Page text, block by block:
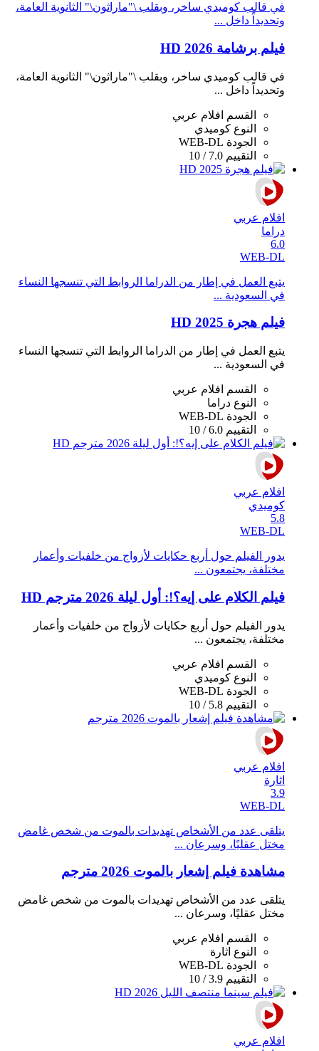
في قالب كوميدي ساخر، وبقلب \"ماراثون\" الثانوية العامة،
وتحديداً داخل ...
فيلم برشامة 2026 HD
في قالب كوميدي ساخر، وبقلب \"ماراثون\" الثانوية العامة،
وتحديداً داخل ...
القسم
افلام عربي
النوع كوميدي
الجودة WEB-DL
التقييم 7.0 / 10
افلام عربي
دراما
6.0
WEB-DL
يتبع العمل في إطار من الدراما الروابط التي تنسجها النساء
في السعودية ...
فيلم هجرة 2025 HD
يتبع العمل في إطار من الدراما الروابط التي تنسجها النساء
في السعودية ...
القسم
افلام عربي
النوع دراما
الجودة WEB-DL
التقييم 6.0 / 10
افلام عربي
كوميدي
5.8
WEB-DL
يدور الفيلم حول أربع حكايات لأزواج من خلفيات وأعمار
مختلفة، يجتمعون ...
فيلم الكلام على إيه؟!: أول ليلة 2026 مترجم HD
يدور الفيلم حول أربع حكايات لأزواج من خلفيات وأعمار
مختلفة، يجتمعون ...
القسم
افلام عربي
النوع كوميدي
الجودة WEB-DL
التقييم 5.8 / 10
افلام عربي
اثارة
3.9
WEB-DL
يتلقى عدد من الأشخاص تهديدات بالموت من شخص غامض
مختل عقليًا، وسرعان ...
مشاهدة فيلم إشعار بالموت 2026 مترجم
يتلقى عدد من الأشخاص تهديدات بالموت من شخص غامض
مختل عقليًا، وسرعان ...
القسم
افلام عربي
النوع اثارة
الجودة WEB-DL
التقييم 3.9 / 10
افلام عربي